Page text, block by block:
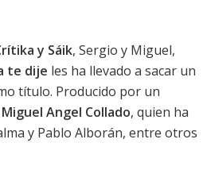
y Sáik, Sergio y Miguel,
te dije les ha llevado a sacar un
título. Producido por un
Miguel Angel Collado, quien ha
y Pablo Alborán, entre otros